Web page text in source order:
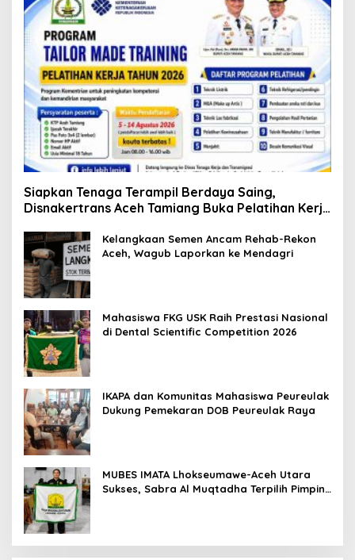
Siapkan Tenaga Terampil Berdaya Saing,
Disnakertrans Aceh Tamiang Buka Pelatihan Kerja
Kelangkaan Semen Ancam Rehab-Rekon
Aceh, Wagub Laporkan ke Mendagri
Mahasiswa FKG USK Raih Prestasi Nasional
di Dental Scientific Competition 2026
IKAPA dan Komunitas Mahasiswa Peureulak
Dukung Pemekaran DOB Peureulak Raya
MUBES IMATA Lhokseumawe-Aceh Utara
Sukses, Sabra Al Muqtadha Terpilih Pimpin